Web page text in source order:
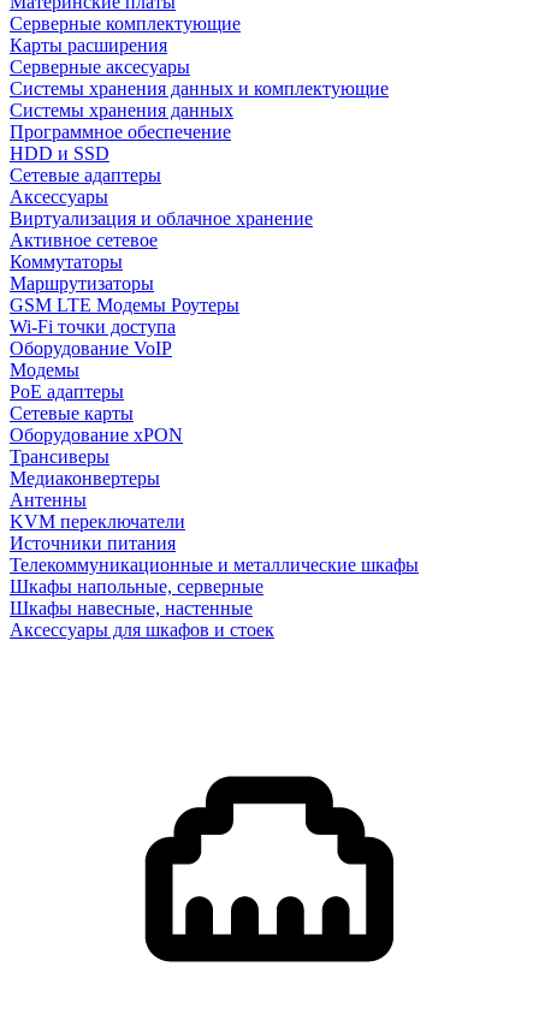
Серверные комплектующие
Карты расширения
Серверные аксесуары
Системы хранения данных и комплектующие
Системы хранения данных
Программное обеспечение
HDD и SSD
Сетевые адаптеры
Аксессуары
Виртуализация и облачное хранение
Активное сетевое
Коммутаторы
Маршрутизаторы
GSM LTE Модемы Роутеры
Wi-Fi точки доступа
Оборудование VoIP
Модемы
PoE адаптеры
Сетевые карты
Оборудование xPON
Трансиверы
Медиаконвертеры
Антенны
KVM переключатели
Источники питания
Телекоммуникационные и металлические шкафы
Шкафы напольные, серверные
Шкафы навесные, настенные
Аксессуары для шкафов и стоек